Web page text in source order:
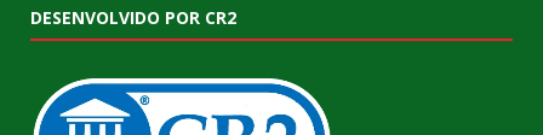
DESENVOLVIDO POR CR2